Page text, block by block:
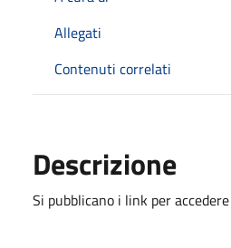
Allegati
Contenuti correlati
Descrizione
Si pubblicano i link per